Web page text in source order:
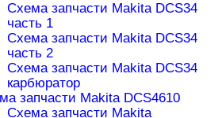
Схема запчасти Makita DCS34
часть 1
Схема запчасти Makita DCS34
часть 2
Схема запчасти Makita DCS34
карбюратор
запчасти Makita DCS4610
Схема запчасти Makita